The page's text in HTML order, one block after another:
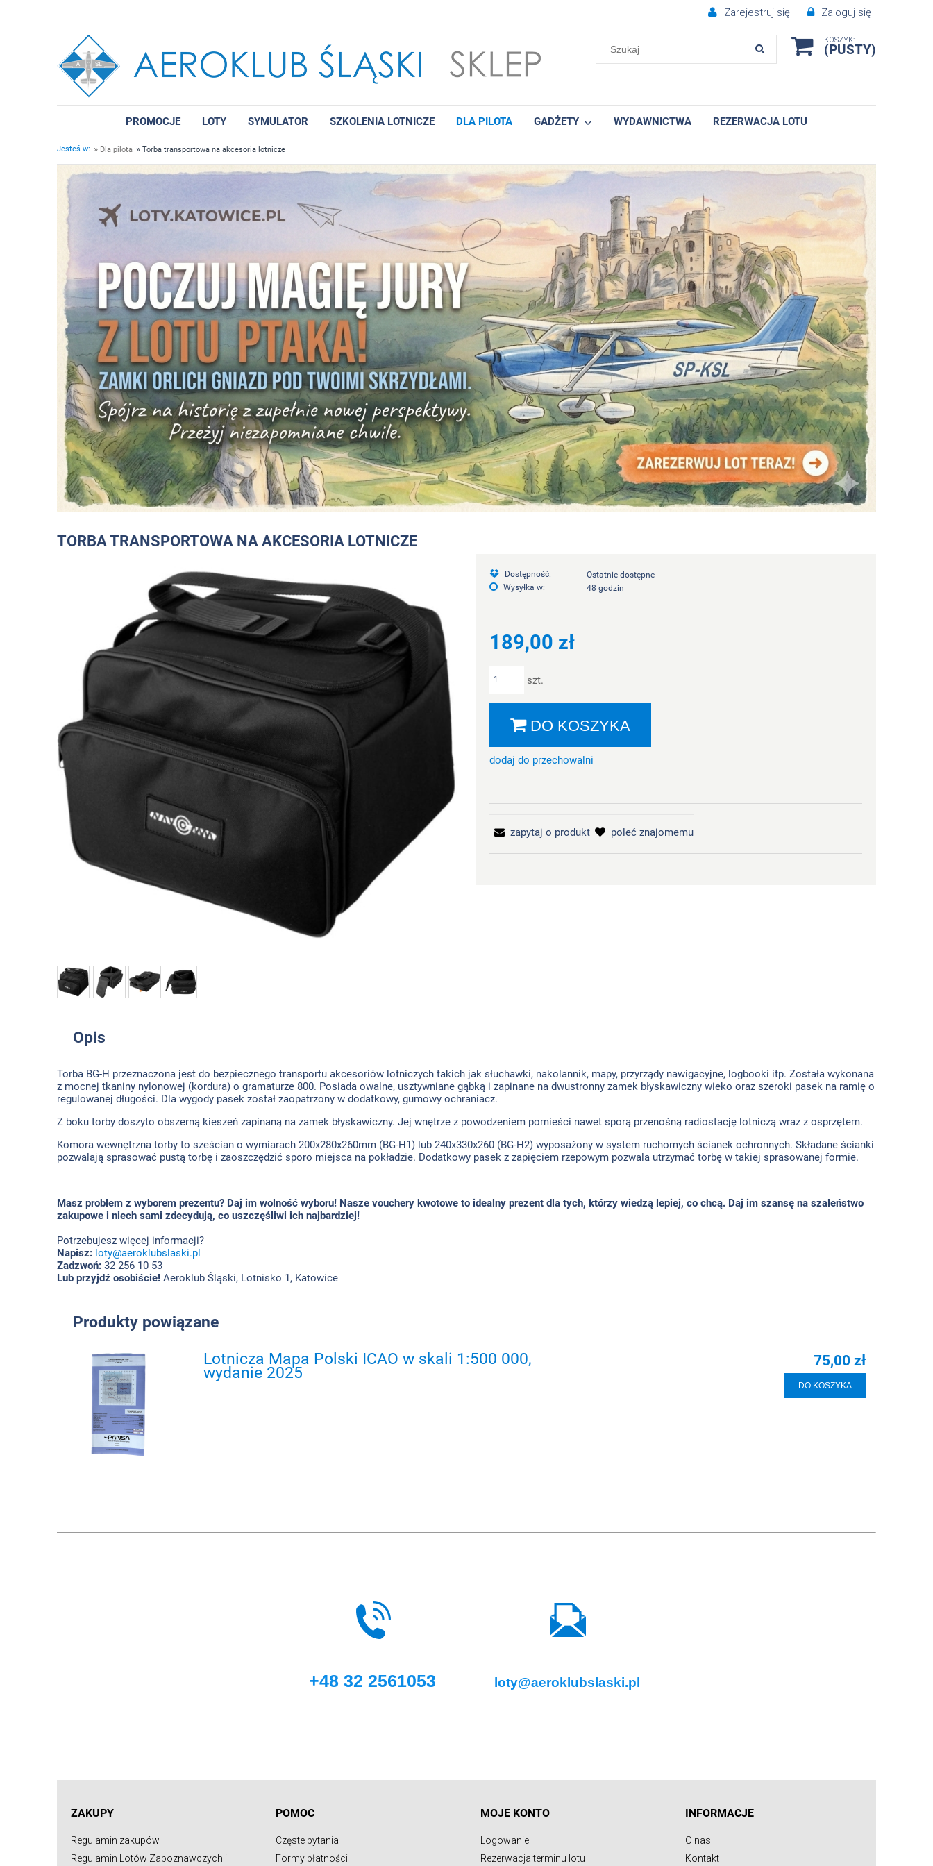
Zarejestruj się Zaloguj się
KOSZYK:
(PUSTY)
PROMOCJE LOTY SYMULATOR SZKOLENIA LOTNICZE DLA PILOTA GADŻETY WYDAWNICTWA REZERWACJA LOTU
Jesteś w: » Dla pilota » Torba transportowa na akcesoria lotnicze
TORBA TRANSPORTOWA NA AKCESORIA LOTNICZE
Dostępność:
Ostatnie dostępne
Wysyłka w:
48 godzin
189,00 zł
szt.
DO KOSZYKA
dodaj do przechowalni
zapytaj o produkt poleć znajomemu
Opis
Torba BG-H przeznaczona jest do bezpiecznego transportu akcesoriów lotniczych takich jak słuchawki, nakolannik, mapy, przyrządy nawigacyjne, logbooki itp. Została wykonana
z mocnej tkaniny nylonowej (kordura) o gramaturze 800. Posiada owalne, usztywniane gąbką i zapinane na dwustronny zamek błyskawiczny wieko oraz szeroki pasek na ramię o
regulowanej długości. Dla wygody pasek został zaopatrzony w dodatkowy, gumowy ochraniacz.
Z boku torby doszyto obszerną kieszeń zapinaną na zamek błyskawiczny. Jej wnętrze z powodzeniem pomieści nawet sporą przenośną radiostację lotniczą wraz z osprzętem.
Komora wewnętrzna torby to sześcian o wymiarach 200x280x260mm (BG-H1) lub 240x330x260 (BG-H2) wyposażony w system ruchomych ścianek ochronnych. Składane ścianki
pozwalają sprasować pustą torbę i zaoszczędzić sporo miejsca na pokładzie. Dodatkowy pasek z zapięciem rzepowym pozwala utrzymać torbę w takiej sprasowanej formie.
Masz problem z wyborem prezentu? Daj im wolność wyboru! Nasze vouchery kwotowe to idealny prezent dla tych, którzy wiedzą lepiej, co chcą. Daj im szansę na szaleństwo
zakupowe i niech sami zdecydują, co uszczęśliwi ich najbardziej!
Potrzebujesz więcej informacji?
Napisz: loty@aeroklubslaski.pl
Zadzwoń: 32 256 10 53
Lub przyjdź osobiście! Aeroklub Śląski, Lotnisko 1, Katowice
Produkty powiązane
Lotnicza Mapa Polski ICAO w skali 1:500 000,
wydanie 2025
75,00 zł
DO KOSZYKA
+48 32 2561053 loty@aeroklubslaski.pl
ZAKUPY
Regulamin zakupów
Regulamin Lotów Zapoznawczych i
POMOC
Częste pytania
Formy płatności
MOJE KONTO
Logowanie
Rezerwacja terminu lotu
INFORMACJE
O nas
Kontakt